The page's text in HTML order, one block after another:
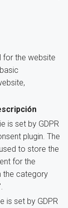
for the website
is set by GDPR
plugin. The
to store the
for the
the category
is set by GDPR